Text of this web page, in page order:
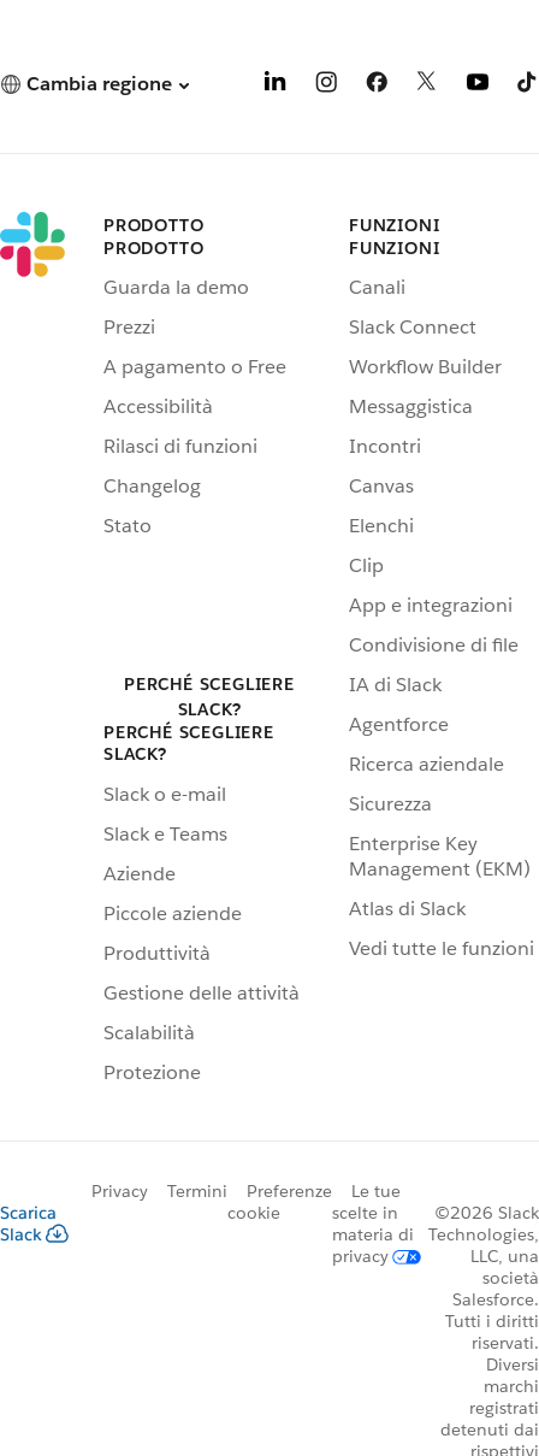
Cambia regione
PRODOTTO
PRODOTTO
Guarda la demo
Prezzi
A pagamento o Free
Accessibilità
Rilasci di funzioni
Changelog
Stato
PERCHÉ SCEGLIERE
SLACK?
PERCHÉ SCEGLIERE
SLACK?
Slack o e-mail
Slack e Teams
Aziende
Piccole aziende
Produttività
Gestione delle attività
Scalabilità
Protezione
FUNZIONI
FUNZIONI
Canali
Slack Connect
Workflow Builder
Messaggistica
Incontri
Canvas
Elenchi
Clip
App e integrazioni
Condivisione di file
IA di Slack
Agentforce
Ricerca aziendale
Sicurezza
Enterprise Key
Management (EKM)
Atlas di Slack
Vedi tutte le funzioni
Scarica
Slack
Privacy Termini
Preferenze
cookie
Le tue
scelte in
materia di
privacy
©2026 Slack
Technologies,
LLC, una
società
Salesforce.
Tutti i diritti
riservati.
Diversi
marchi
registrati
detenuti dai
rispettivi